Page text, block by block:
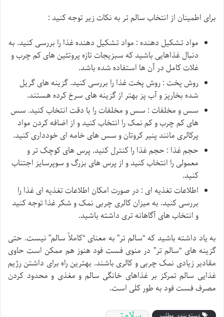
برای اطمینان از انتخاب سالم تر به نکات زیر توجه کنید :
مواد تشکیل دهنده : مواد تشکیل دهنده غذا را بررسی کنید. به
دنبال غذاهایی باشید که سبزیجات تازه پروتئین های کم چرب و
غلات کامل در آن ها استفاده شده باشد.
روش پخت : روش پخت غذا را بررسی کنید. گزینه های گریل
شده بخارپز و آب پز بهتر از گزینه های سرخ کرده هستند.
سس و مخلفات : سس و مخلفات را با دقت انتخاب کنید. سس
های کم چرب و کم نمک را انتخاب کنید و از اضافه کردن مواد
پرکالری مانند پنیر کروتان و سس های خامه ای خودداری کنید.
حجم غذا : حجم غذا را کنترل کنید. پرس های کوچک تر و
معمولی را انتخاب کنید و از پرس های بزرگ و سوپرسایز اجتناب
کنید.
اطلاعات تغذیه ای : در صورت امکان اطلاعات تغذیه ای غذا را
بررسی کنید. به میزان کالری چربی نمک و شکر غذا توجه کنید
و انتخاب های آگاهانه تری داشته باشید.
به یاد داشته باشید که “سالم تر” به معنای “کاملاً سالم” نیست. حتی
گزینه های “سالم تر” در منوی فست فود هنوز هم ممکن است حاوی
مقادیر زیادی نمک چربی و کالری باشند. بهترین راه برای داشتن رژیم
غذایی سالم تمرکز بر غذاهای خانگی سالم و مغذی و محدود کردن
مصرف فست فود به طور کلی است.
دسته بندی مطلب